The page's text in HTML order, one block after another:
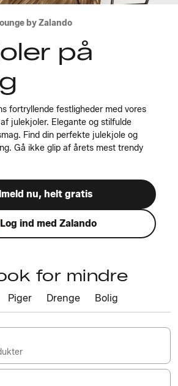
by Zalando
på
fortryllende festligheder med vores
julekjoler. Elegante og stilfulde
Find din perfekte julekjole og
Gå ikke glip af årets mest trendy
nu, helt gratis
Log ind med Zalando
for mindre
Piger Drenge Bolig